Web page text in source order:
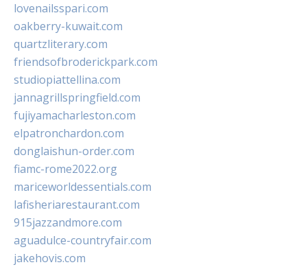
lovenailsspari.com
oakberry-kuwait.com
quartzliterary.com
friendsofbroderickpark.com
studiopiattellina.com
jannagrillspringfield.com
fujiyamacharleston.com
elpatronchardon.com
donglaishun-order.com
fiamc-rome2022.org
mariceworldessentials.com
lafisheriarestaurant.com
915jazzandmore.com
aguadulce-countryfair.com
jakehovis.com